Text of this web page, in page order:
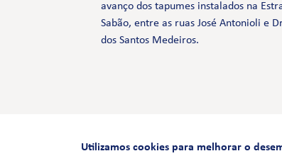
avanço dos tapumes instalados na
Sabão, entre as ruas José Antonioli e
dos Santos Medeiros.
Utilizamos cookies para melhorar o